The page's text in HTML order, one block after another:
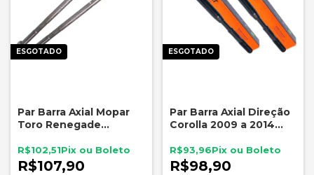
ESGOTADO
Par Barra Axial Mopar
Toro Renegade
Direção
R$107,90
R$102,51
ESGOTADO
Par Barra Axial Direção
Corolla 2009 a 2014
R$98,90
R$93,96